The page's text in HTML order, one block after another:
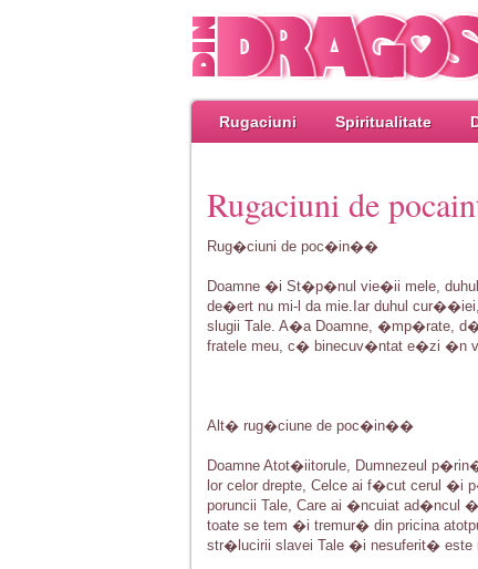
Rugaciuni Spiritualitate
Rugaciuni de
Rug�ciuni de poc�in��
Doamne �i St�p�nul vie�ii mele,
de�ert nu mi-l da mie.Iar duhul
slugii Tale. A�a Doamne, �mp�rate,
fratele meu, c� binecuv�ntat e�zi �n
Alt� rug�ciune de poc�in��
Doamne Atot�iitorule, Dumnezeul
lor celor drepte, Celce ai f�cut cerul �i
poruncii Tale, Care ai �ncuiat ad�ncul
toate se tem �i tremur� din pricina
str�lucirii slavei Tale �i nesuferit�